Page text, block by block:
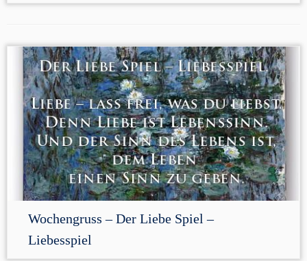
Wochengruss – Der Liebe Spiel –
Liebesspiel